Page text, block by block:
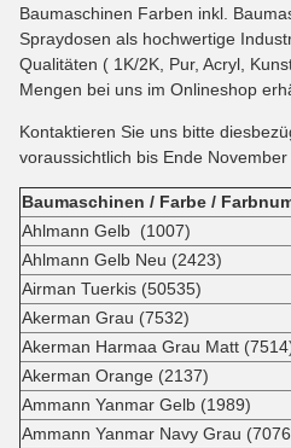
Baumaschinen Farben inkl.
Spraydosen als hochwertige
Qualitäten ( 1K/2K, Pur, Acryl,
Mengen bei uns im Onlineshop
Kontaktieren Sie uns bitte
voraussichtlich bis Ende November
Baumaschinen / Farbe /
Ahlmann Gelb (1007)
Ahlmann Gelb Neu (2423)
Airman Tuerkis (50535)
Akerman Grau (7532)
Akerman Harmaa Grau Matt
Akerman Orange (2137)
Ammann Yanmar Gelb (1989)
Ammann Yanmar Navy Grau